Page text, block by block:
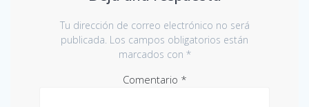
Tu dirección de correo electrónico no será
publicada. Los campos obligatorios están
marcados con *
Comentario *